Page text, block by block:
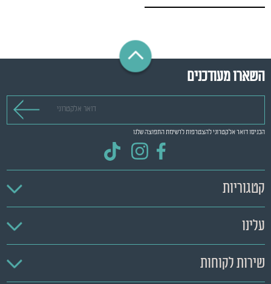
השארו מעודכנים
הכניסו דואר אלקטרוני להצטרפות לרשימת התפוצה שלנו
קטגוריות
עלינו
שירות לקוחות